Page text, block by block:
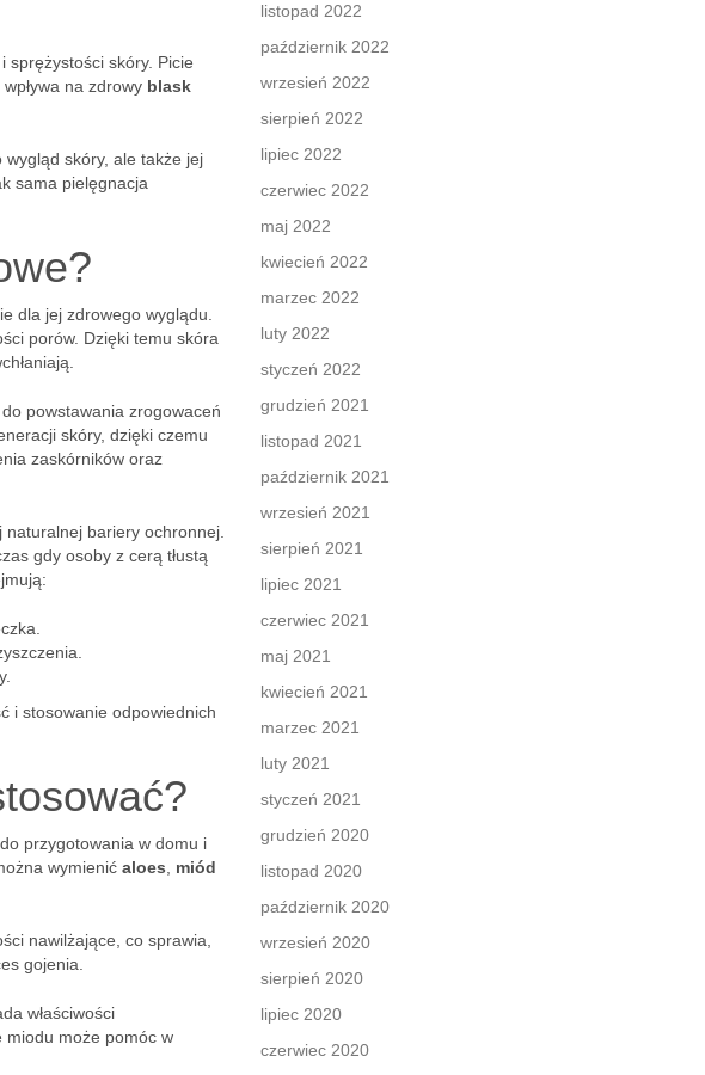
sprężystości skóry. Picie
na zdrowy blask
skóry, ale także jej
sama pielęgnacja
dla jej zdrowego wyglądu.
porów. Dzięki temu skóra
powstawania zrogowaceń
skóry, dzięki czemu
zaskórników oraz
naturalnej bariery ochronnej.
gdy osoby z cerą tłustą
i stosowanie odpowiednich
przygotowania w domu i
wymienić aloes
miód
nawilżające, co sprawia,
gojenia.
właściwości
miodu może pomóc w
listopad 2022
październik 2022
wrzesień 2022
sierpień 2022
lipiec 2022
czerwiec 2022
maj 2022
kwiecień 2022
marzec 2022
luty 2022
styczeń 2022
grudzień 2021
listopad 2021
październik 2021
wrzesień 2021
sierpień 2021
lipiec 2021
czerwiec 2021
maj 2021
kwiecień 2021
marzec 2021
luty 2021
styczeń 2021
grudzień 2020
listopad 2020
październik 2020
wrzesień 2020
sierpień 2020
lipiec 2020
czerwiec 2020